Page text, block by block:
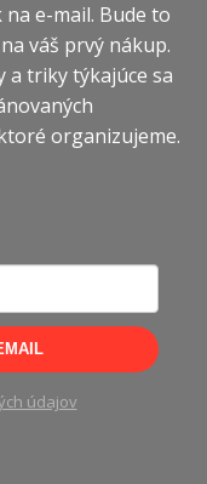
e-mail. Bude to
váš prvý nákup.
a triky týkajúce sa
organizujeme.
údajov